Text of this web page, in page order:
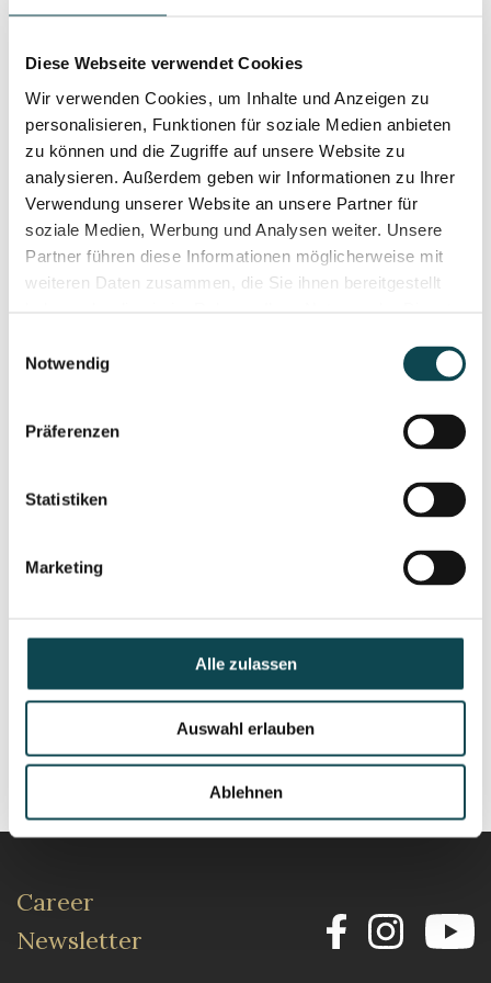
Diese Webseite verwendet Cookies
Wir verwenden Cookies, um Inhalte und Anzeigen zu
personalisieren, Funktionen für soziale Medien anbieten
zu können und die Zugriffe auf unsere Website zu
analysieren. Außerdem geben wir Informationen zu Ihrer
Verwendung unserer Website an unsere Partner für
soziale Medien, Werbung und Analysen weiter. Unsere
Partner führen diese Informationen möglicherweise mit
weiteren Daten zusammen, die Sie ihnen bereitgestellt
Notwendig
Präferenzen
Statistiken
Marketing
Alle zulassen
Auswahl erlauben
Ablehnen
Wrinkle treatment
Hyaluron filler
Career
Newsletter